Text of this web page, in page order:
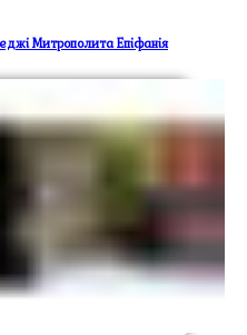
Митрополита Епіфанія